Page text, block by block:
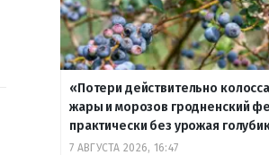
«Потери действительно
жары и морозов гродненский
практически без урожая
7 АВГУСТА 2026, 16:47